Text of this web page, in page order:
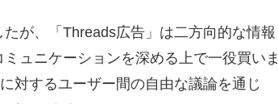
が、「Threads広告」は二方向的な情報
ュニケーションを深める上で一役買いま
対するユーザー間の自由な議論を通じ